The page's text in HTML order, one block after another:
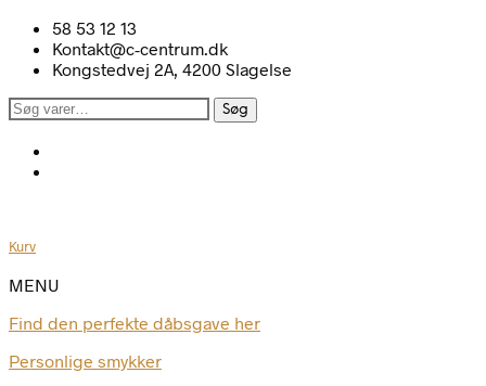
58 53 12 13
Kontakt@c-centrum.dk
Kongstedvej 2A, 4200 Slagelse
Søg
Søg
Kurv
MENU
Find den perfekte dåbsgave her
Personlige smykker